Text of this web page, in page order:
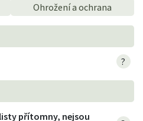
Ohrožení a ochrana
?
listy přítomny, nejsou